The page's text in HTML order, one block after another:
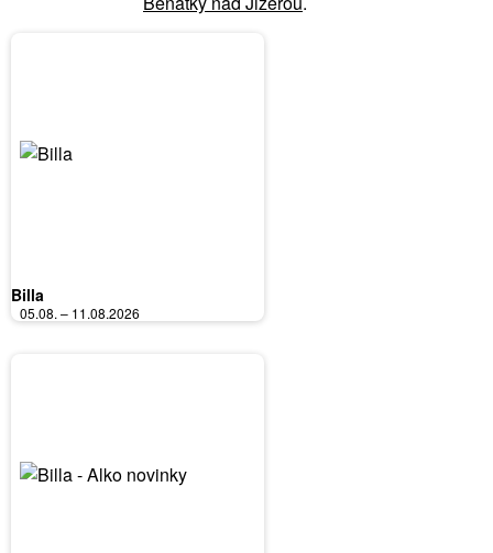
Billa
05.08. – 11.08.2026